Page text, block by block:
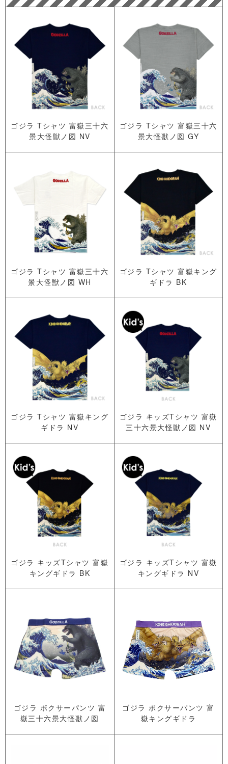
ゴジラ Tシャツ 富嶽三十六
景大怪獣ノ図 NV
ゴジラ Tシャツ 富嶽三十六
景大怪獣ノ図 GY
ゴジラ Tシャツ 富嶽三十六
景大怪獣ノ図 WH
ゴジラ Tシャツ 富嶽キング
ギドラ BK
ゴジラ Tシャツ 富嶽キング
ギドラ NV
ゴジラ キッズTシャツ 富嶽
三十六景大怪獣ノ図 NV
ゴジラ キッズTシャツ 富嶽
キングギドラ BK
ゴジラ キッズTシャツ 富嶽
キングギドラ NV
ゴジラ ボクサーパンツ 富
嶽三十六景大怪獣ノ図
ゴジラ ボクサーパンツ 富
嶽キングギドラ